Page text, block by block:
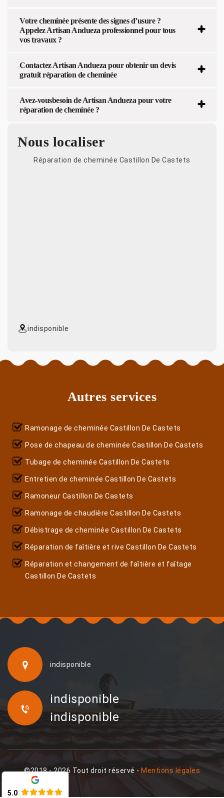
Votre cheminée présente des signes d’usure ?
Appelez Artisan Andueza professionnel pour tous
vos travaux ?
Contactez Artisan Andueza pour obtenir un devis
gratuit réparation de cheminée
Avez-vousbesoin de Artisan Andueza pour votre
réparation de cheminée ?
Nous localiser
Réparation de cheminée Castillon De Castets
indisponible
Autres services
Ramonage de cheminée Castillon De Castets
Pose de chapeau de cheminée Castillon De Castets
Tubage de cheminée Castillon De Castets
Entretien de cheminée Castillon De Castets
Ramoneur Castillon De Castets
Ramonage de chaudière Castillon De Castets
Débistrage de cheminée Castillon De Castets
Réparation de faîtière et rive Castillon De Castets
Réparation et changement de faîtière et faîtage
Castillon De Castets
indisponible
indisponible
indisponible
©2018 - 2026 Tout droit réservé - Mentions légales
5.0